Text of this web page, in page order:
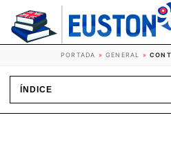
PORTADA » GENERAL »
ÍNDICE